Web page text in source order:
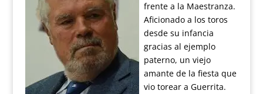
frente a la Maestranza.
Aficionado a los toros
desde su infancia
gracias al ejemplo
paterno, un viejo
amante de la fiesta que
vio torear a Guerrita.